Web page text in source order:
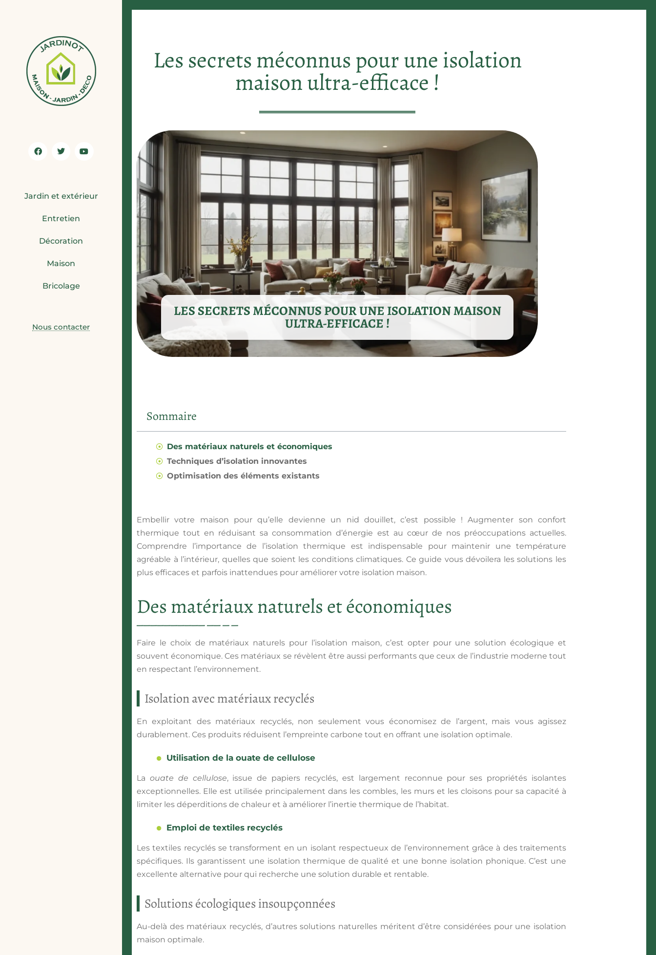
Jardin et extérieur
Entretien
Décoration
Maison
Bricolage
Nous contacter
Les secrets méconnus pour une isolation
maison ultra-efficace !
LES SECRETS MÉCONNUS POUR UNE ISOLATION MAISON
ULTRA-EFFICACE !
Sommaire
Des matériaux naturels et économiques
Techniques d’isolation innovantes
Optimisation des éléments existants
Embellir votre maison pour qu’elle devienne un nid douillet, c’est possible ! Augmenter son confort
thermique tout en réduisant sa consommation d’énergie est au cœur de nos préoccupations actuelles.
Comprendre l’importance de l’isolation thermique est indispensable pour maintenir une température
agréable à l’intérieur, quelles que soient les conditions climatiques. Ce guide vous dévoilera les solutions les
plus efficaces et parfois inattendues pour améliorer votre isolation maison.
Des matériaux naturels et économiques
Faire le choix de matériaux naturels pour l’isolation maison, c’est opter pour une solution écologique et
souvent économique. Ces matériaux se révèlent être aussi performants que ceux de l’industrie moderne tout
en respectant l’environnement.
Isolation avec matériaux recyclés
En exploitant des matériaux recyclés, non seulement vous économisez de l’argent, mais vous agissez
durablement. Ces produits réduisent l’empreinte carbone tout en offrant une isolation optimale.
Utilisation de la ouate de cellulose
La ouate de cellulose, issue de papiers recyclés, est largement reconnue pour ses propriétés isolantes
exceptionnelles. Elle est utilisée principalement dans les combles, les murs et les cloisons pour sa capacité à
limiter les déperditions de chaleur et à améliorer l’inertie thermique de l’habitat.
Emploi de textiles recyclés
Lestextiles recyclésse transforment en un isolant respectueux de l’environnement grâce à des traitements
spécifiques. Ils garantissent une isolation thermique de qualité et une bonne isolation phonique. C’est une
excellente alternative pour qui recherche une solution durable et rentable.
Solutions écologiques insoupçonnées
Au-delà des matériaux recyclés, d’autres solutions naturelles méritent d’être considérées pour une isolation
maison optimale.